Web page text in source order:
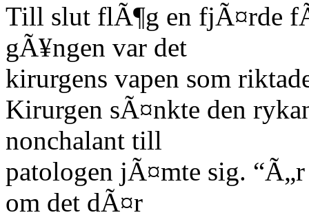
Till slut flÃ¶g en fjÃ¤rde
gÃ¥ngen var det
kirurgens vapen som
Kirurgen sÃ¤nkte den
nonchalant till
patologen jÃ¤mte sig.
om det dÃ¤r